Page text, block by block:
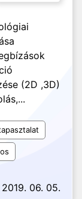
(2D ,3D)
2019. 06. 05.